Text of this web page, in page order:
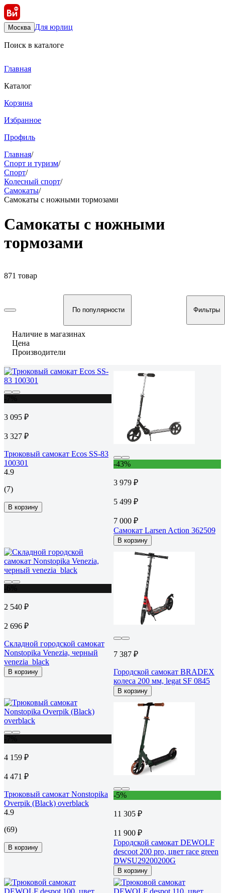
Москва Для юрлиц
Поиск в каталоге
Главная
Каталог
Корзина
Избранное
Профиль
Главная/
Спорт и туризм/
Спорт/
Колесный спорт/
Самокаты/
Самокаты с ножными тормозами
Самокаты с ножными
тормозами
871 товар
По популярности Фильтры
Наличие в магазинах
Цена
Производители
3 095 ₽
3 327 ₽
Трюковый самокат Ecos SS-83
100301
4.9
(7)
В корзину
-43%
3 979 ₽
5 499 ₽
7 000 ₽
Самокат Larsen Action 362509
В корзину
2 540 ₽
2 696 ₽
Складной городской самокат
Nonstopika Venezia, черный
venezia_black
В корзину
7 387 ₽
Городской самокат BRADEX
колеса 200 мм, legat SF 0845
В корзину
4 159 ₽
4 471 ₽
Трюковый самокат Nonstopika
Overpik (Black) overblack
4.9
(69)
В корзину
-5%
11 305 ₽
11 900 ₽
Городской самокат DEWOLF
descoot 200 pro, цвет race green
DWSU29200200G
В корзину